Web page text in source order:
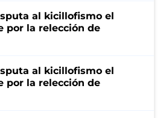
al kicillofismo el
por la relección de
al kicillofismo el
por la relección de